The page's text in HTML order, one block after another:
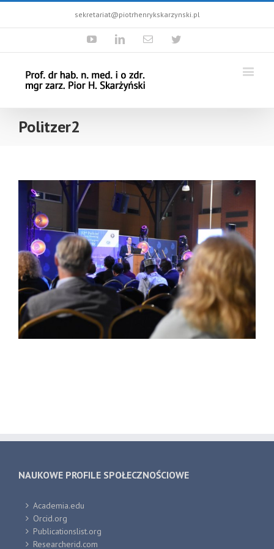
sekretariat@piotrhenrykskarzynski.pl
YoutubeLinkedinEmail Twitter
Politzer2
NAUKOWE PROFILE SPOŁECZNOŚCIOWE
Academia.edu
Orcid.org
Publicationslist.org
Researcherid.com